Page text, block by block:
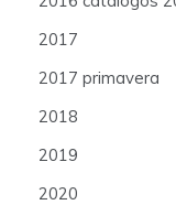
2017
2017 primavera
2018
2019
2020